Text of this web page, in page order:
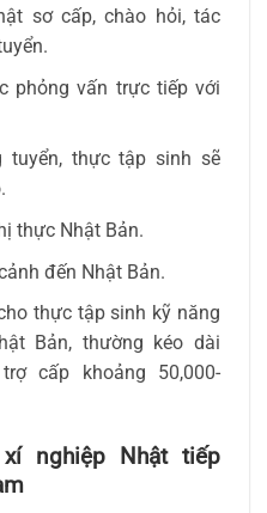
sơ cấp, chào hỏi, tác
phỏng vấn trực tiếp với
tuyển, thực tập sinh sẽ
thực Nhật Bản.
đến Nhật Bản.
thực tập sinh kỹ năng
Bản, thường kéo dài
cấp khoảng 50,000-
nghiệp Nhật tiếp